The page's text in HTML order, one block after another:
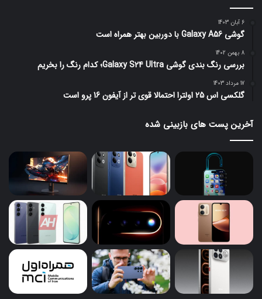
6 آبان 1403
گوشی Galaxy A56 با دوربین بهتر همراه است
8 بهمن 1402
بررسی رنگ بندی گوشی Galaxy S24 Ultra؛ کدام رنگ را بخریم
17 مرداد 1403
گلکسی اس 25 اولترا احتمالا قوی تر از آیفون 16 پرو است
آخرین پست های بازبینی شده